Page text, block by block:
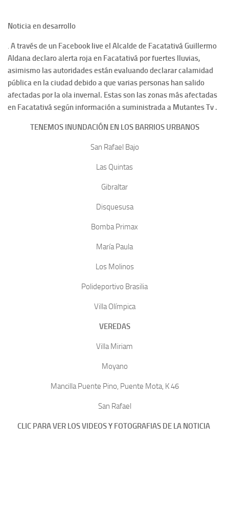
Noticia en desarrollo
A través de un Facebook live el Alcalde de Facatativá Guillermo
Aldana declaro alerta roja en Facatativá por fuertes lluvias,
asimismo las autoridades están evaluando declarar calamidad
pública en la ciudad debido a que varias personas han salido
afectadas por la ola invernal. Estas son las zonas más afectadas
en Facatativá según información a suministrada a Mutantes Tv .
TENEMOS INUNDACIÓN EN LOS BARRIOS URBANOS
San Rafael Bajo
Las Quintas
Gibraltar
Disquesusa
Bomba Primax
María Paula
Los Molinos
Polideportivo Brasilia
Villa Olímpica
VEREDAS
Villa Miriam
Moyano
Mancilla Puente Pino, Puente Mota, K 46
San Rafael
CLIC PARA VER LOS VIDEOS Y FOTOGRAFIAS DE LA NOTICIA